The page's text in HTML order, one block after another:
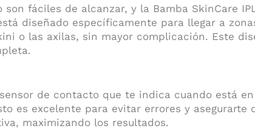
son fáciles de alcanzar, y la Bamba SkinCare
diseñado específicamente para llegar a
o las axilas, sin mayor complicación. Este
de contacto que te indica cuando está
es excelente para evitar errores y asegurarte
maximizando los resultados.